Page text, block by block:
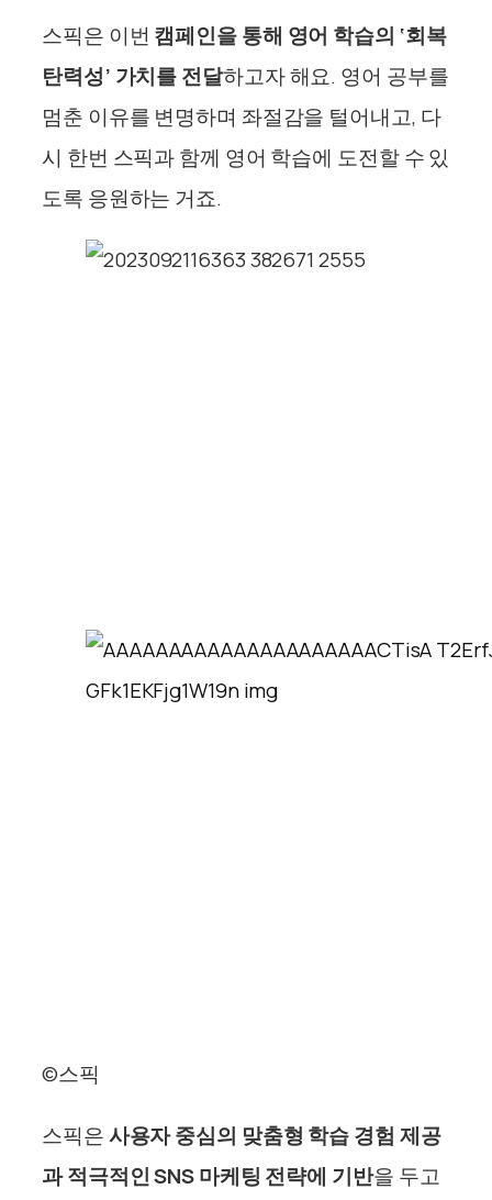
스픽은 이번 캠페인을 통해 영어 학습의 ‘회복
탄력성’ 가치를 전달하고자 해요. 영어 공부를
멈춘 이유를 변명하며 좌절감을 털어내고, 다
시 한번 스픽과 함께 영어 학습에 도전할 수 있
도록 응원하는 거죠.
©스픽
스픽은사용자 중심의 맞춤형 학습 경험 제공
과 적극적인 SNS 마케팅 전략에 기반을 두고